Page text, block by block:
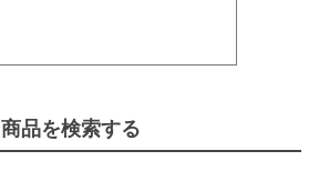
商品を検索する